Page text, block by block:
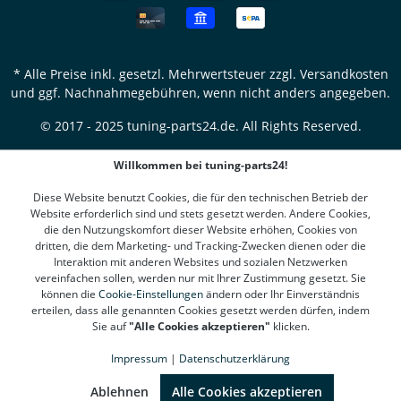
* Alle Preise inkl. gesetzl. Mehrwertsteuer zzgl. Versandkosten
und ggf. Nachnahmegebühren, wenn nicht anders angegeben.
© 2017 - 2025 tuning-parts24.de. All Rights Reserved.
Willkommen bei tuning-parts24!
Diese Website benutzt Cookies, die für den technischen Betrieb der
Website erforderlich sind und stets gesetzt werden. Andere Cookies,
die den Nutzungskomfort dieser Website erhöhen, Cookies von
dritten, die dem Marketing- und Tracking-Zwecken dienen oder die
Interaktion mit anderen Websites und sozialen Netzwerken
vereinfachen sollen, werden nur mit Ihrer Zustimmung gesetzt. Sie
können die Cookie-Einstellungenändern oder Ihr Einverständnis
erteilen, dass alle genannten Cookies gesetzt werden dürfen, indem
Sie auf"Alle Cookies akzeptieren" klicken.
Impressum | Datenschutzerklärung
Ablehnen Alle Cookies akzeptieren
(4.78 / 5)
1310
Bewertungen bei: google.de, shopvote.de ⓘ
Informationen zur Echtheit der Bewertungen